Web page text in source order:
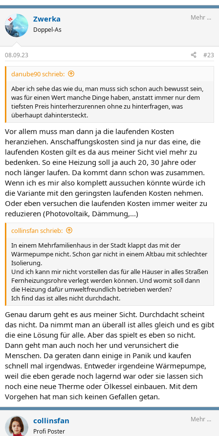
TE Zwerka
Doppel-As
Mehr ...
08.09.23 #23
danube90 schrieb:
Aber ich sehe das wie du, man muss sich schon auch bewusst sein,
was für einen Wert manche Dinge haben, anstatt immer nur dem
tiefsten Preis hinterherzurennen ohne zu hinterfragen, was
überhaupt dahintersteckt.
Vor allem muss man dann ja die laufenden Kosten
heranziehen. Anschaffungskosten sind ja nur das eine, die
laufenden Kosten gilt es da aus meiner Sicht viel mehr zu
bedenken. So eine Heizung soll ja auch 20, 30 Jahre oder
noch länger laufen. Da kommt dann schon was zusammen.
Wenn ich es mir also komplett aussuchen könnte würde ich
die Variante mit den geringsten laufenden Kosten nehmen.
Oder eben versuchen die laufenden Kosten immer weiter zu
reduzieren (Photovoltaik, Dämmung,...)
collinsfan schrieb:
In einem Mehrfamilienhaus in der Stadt klappt das mit der
Wärmepumpe nicht. Schon gar nicht in einem Altbau mit schlechter
Isolierung.
Und ich kann mir nicht vorstellen das für alle Häuser in alles Straßen
Fernheizungsrohre verlegt werden können. Und womit soll dann
die Heizung dafür umweltfreundlich betrieben werden?
Ich find das ist alles nicht durchdacht.
Genau darum geht es aus meiner Sicht. Durchdacht scheint
das nicht. Da nimmt man an überall ist alles gleich und es gibt
die eine Lösung für alle. Aber das spielt es eben so nicht.
Dann geht man auch noch her und verunsichert die
Menschen. Da geraten dann einige in Panik und kaufen
schnell mal irgendwas. Entweder irgendeine Wärmepumpe,
weil die eben gerade noch lagernd war oder sie lassen sich
noch eine neue Therme oder Ölkessel einbauen. Mit dem
Vorgehen hat man sich keinen Gefallen getan.
collinsfan
Profi Poster
Mehr ...